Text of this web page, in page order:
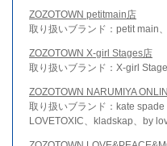
ZOZOTOWN petitmain店
取り扱いブランド：petit main
ZOZOTOWN X-girl Stages店
取り扱いブランド：X-girl
ZOZOTOWN NARUMIYA
取り扱いブランド：kate spade
LOVETOXIC、kladskap、by